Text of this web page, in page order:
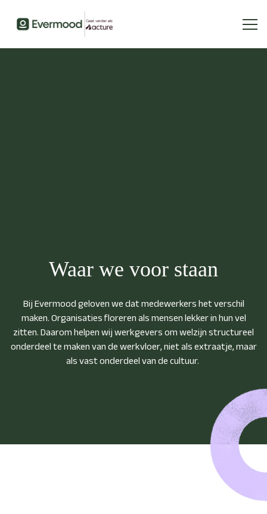
Waar we voor staan
Bij Evermood geloven we dat medewerkers het verschil
maken. Organisaties floreren als mensen lekker in hun vel
zitten. Daarom helpen wij werkgevers om welzijn structureel
onderdeel te maken van de werkvloer, niet als extraatje, maar
als vast onderdeel van de cultuur.